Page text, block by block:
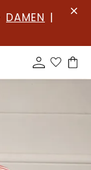
DAMEN |